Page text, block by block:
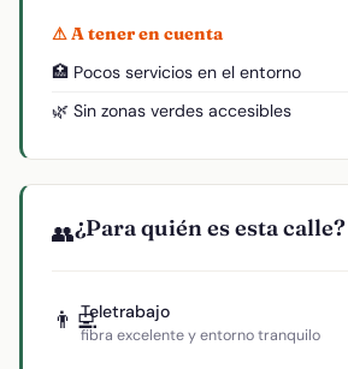
⚠ A tener en cuenta
🏥 Pocos servicios en el entorno
🌿 Sin zonas verdes accesibles
👥¿Para quién es esta calle?
👨‍💻Teletrabajo
fibra excelente y entorno tranquilo